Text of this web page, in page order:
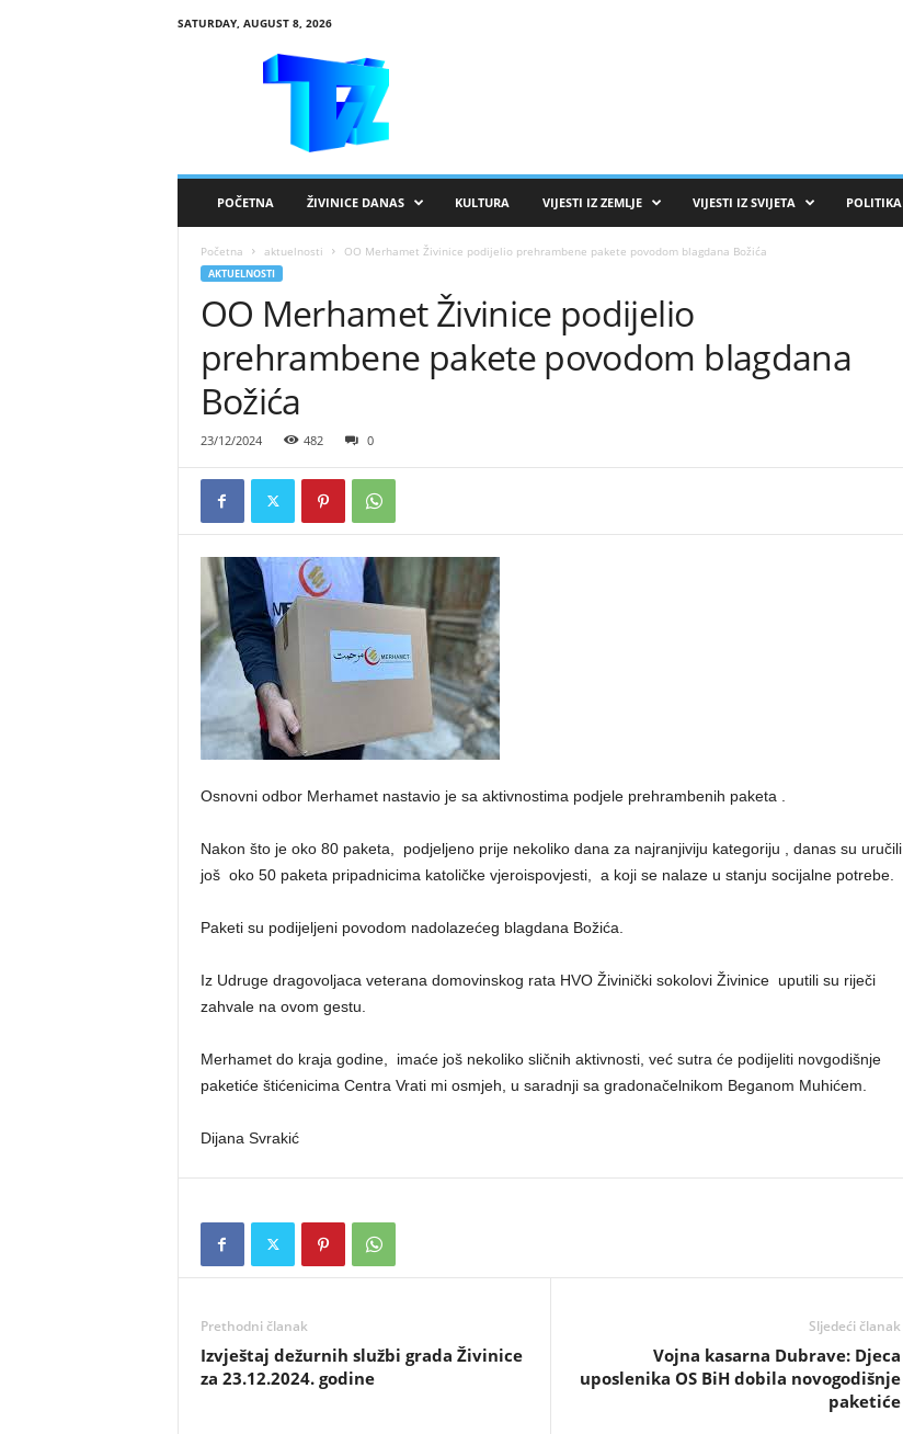
SATURDAY, AUGUST 8, 2026
POČETNA ŽIVINICE DANAS KULTURA VIJESTI IZ ZEMLJE VIJESTI IZ SVIJETA POLITIKA
Početna aktuelnosti OO Merhamet Živinice podijelio prehrambene pakete povodom blagdana Božića
AKTUELNOSTI
OO Merhamet Živinice podijelio
prehrambene pakete povodom blagdana
Božića
23/12/2024 482 0
Osnovni odbor Merhamet nastavio je sa aktivnostima podjele prehrambenih paketa .
Nakon što je oko 80 paketa, podjeljeno prije nekoliko dana za najranjiviju kategoriju , danas su uručili
još oko 50 paketa pripadnicima katoličke vjeroispovjesti, a koji se nalaze u stanju socijalne potrebe.
Paketi su podijeljeni povodom nadolazećeg blagdana Božića.
Iz Udruge dragovoljaca veterana domovinskog rata HVO Živinički sokolovi Živinice uputili su riječi
zahvale na ovom gestu.
Merhamet do kraja godine, imaće još nekoliko sličnih aktivnosti, već sutra će podijeliti novgodišnje
paketiće štićenicima Centra Vrati mi osmjeh, u saradnji sa gradonačelnikom Beganom Muhićem.
Dijana Svrakić
Prethodni članak
Izvještaj dežurnih službi grada Živinice
za 23.12.2024. godine
Sljedeći članak
Vojna kasarna Dubrave: Djeca
uposlenika OS BiH dobila novogodišnje
paketiće